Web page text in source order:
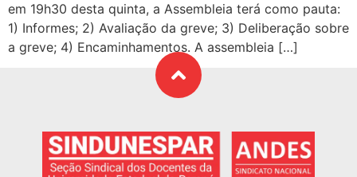
em 19h30 desta quinta, a Assembleia terá como pauta:
1) Informes; 2) Avaliação da greve; 3) Deliberação sobre
a greve; 4) Encaminhamentos. A assembleia […]